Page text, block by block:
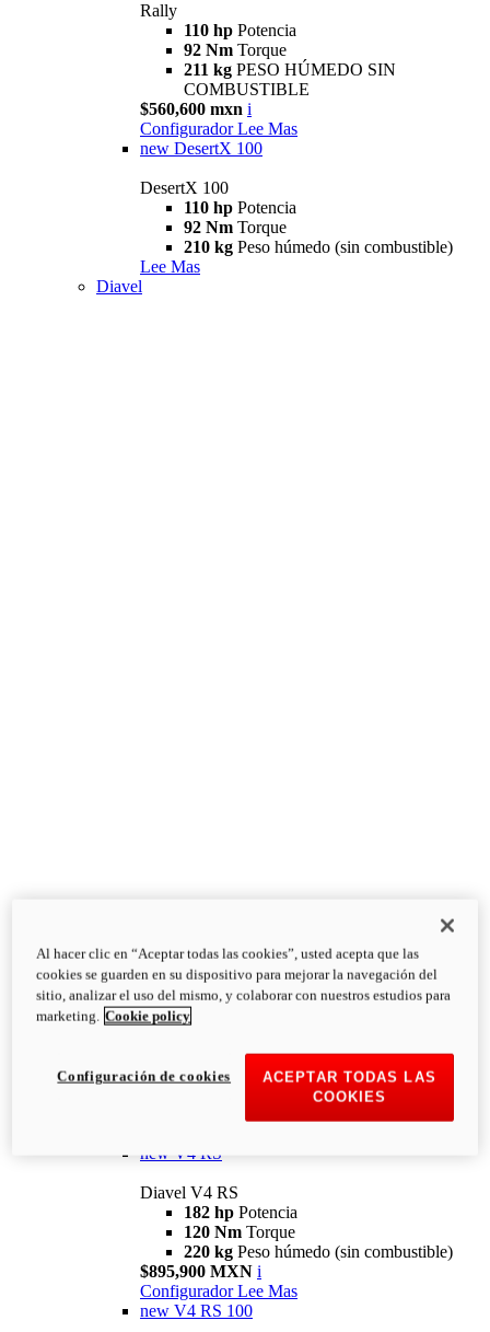
Rally
110 hp Potencia
92 Nm Torque
211 kg PESO HÚMEDO SIN
COMBUSTIBLE
$560,600 mxn i
Configurador Lee Mas
new DesertX 100
DesertX 100
110 hp Potencia
92 Nm Torque
210 kg Peso húmedo (sin combustible)
Lee Mas
Diavel
Diavel
V4
Diavel V4
126 NmTorque
223 kg
PESO HÚMEDO SIN
new V4 RS
Diavel V4 RS
182 hp Potencia
120 Nm Torque
220 kg Peso húmedo (sin combustible)
$895,900 MXN i
Configurador Lee Mas
new V4 RS 100
Al hacer clic en “Aceptar todas las cookies”, usted acepta que las
cookies se guarden en su dispositivo para mejorar la navegación del
sitio, analizar el uso del mismo, y colaborar con nuestros estudios para
marketing. Cookie policy
ACEPTAR TODAS LAS
COOKIES
Configuración de cookies